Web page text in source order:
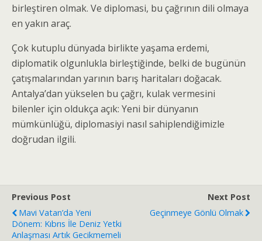
birleştiren olmak. Ve diplomasi, bu çağrının dili olmaya
en yakın araç.
Çok kutuplu dünyada birlikte yaşama erdemi,
diplomatik olgunlukla birleştiğinde, belki de bugünün
çatışmalarından yarının barış haritaları doğacak.
Antalya’dan yükselen bu çağrı, kulak vermesini
bilenler için oldukça açık: Yeni bir dünyanın
mümkünlüğü, diplomasiyi nasıl sahiplendiğimizle
doğrudan ilgili.
Previous Post
Mavi Vatan’da Yeni
Dönem: Kıbrıs İle Deniz Yetki
Anlaşması Artık Gecikmemeli
Next Post
Geçinmeye Gönlü Olmak